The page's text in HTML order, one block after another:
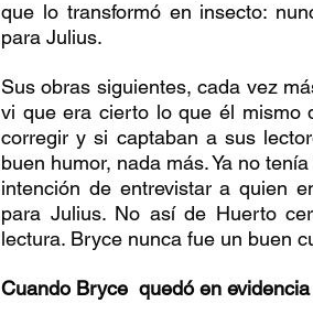
que lo transformó en insecto:
para Julius.
Sus obras siguientes, cada vez
vi que era cierto lo que él mismo
corregir y si captaban a sus
buen humor, nada más. Ya no
intención de entrevistar a quien
para Julius. No así de Huerto
lectura. Bryce nunca fue un buen
Cuando Bryce  quedó en